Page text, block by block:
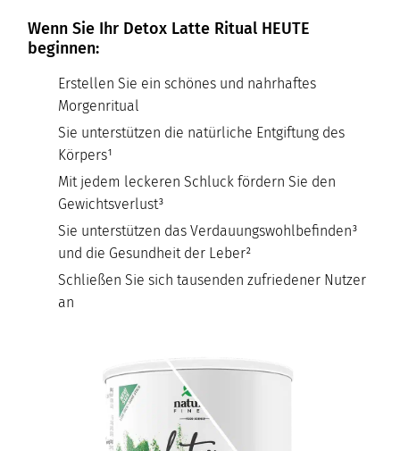
Wenn Sie Ihr Detox Latte Ritual HEUTE
beginnen:
Erstellen Sie ein schönes und nahrhaftes
Morgenritual
Sie unterstützen die natürliche Entgiftung des
Körpers¹
Mit jedem leckeren Schluck fördern Sie den
Gewichtsverlust³
Sie unterstützen das Verdauungswohlbefinden³
und die Gesundheit der Leber²
Schließen Sie sich tausenden zufriedener Nutzer
an